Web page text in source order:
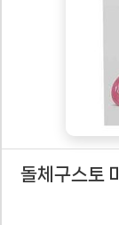
돌체구스토